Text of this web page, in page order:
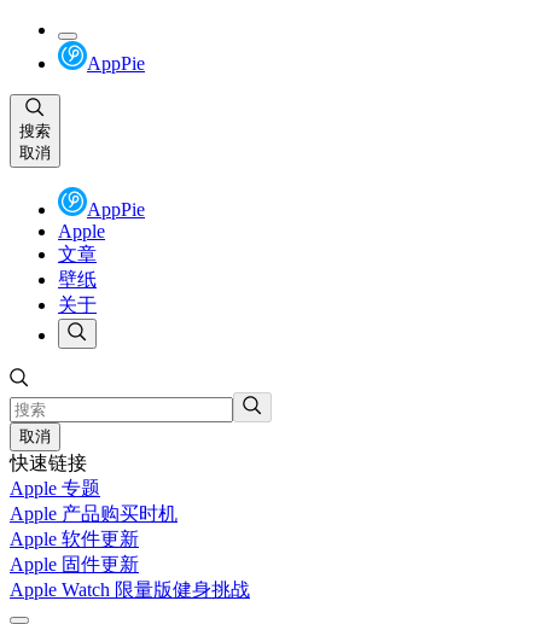
AppPie
搜索
取消
AppPie
Apple
文章
壁纸
关于
取消
快速链接
Apple 专题
Apple 产品购买时机
Apple 软件更新
Apple 固件更新
Apple Watch 限量版健身挑战